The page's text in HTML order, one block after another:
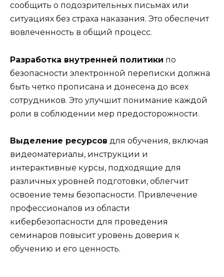
сообщить о подозрительных письмах или
ситуациях без страха наказания. Это обеспечит
вовлеченность в общий процесс.
Разработка внутренней политики по
безопасности электронной переписки должна
быть четко прописана и донесена до всех
сотрудников. Это улучшит понимание каждой
роли в соблюдении мер предосторожности.
Выделение ресурсов для обучения, включая
видеоматериалы, инструкции и
интерактивные курсы, подходящие для
различных уровней подготовки, облегчит
освоение темы безопасности. Привлечение
профессионалов из области
кибербезопасности для проведения
семинаров повысит уровень доверия к
обучению и его ценность.